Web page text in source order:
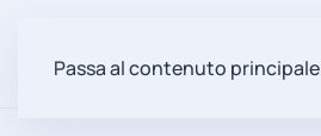
Passa al contenuto principale